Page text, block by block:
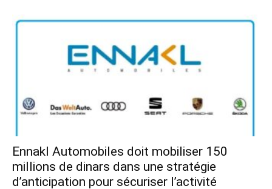
Ennakl Automobiles doit mobiliser 150
millions de dinars dans une stratégie
d’anticipation pour sécuriser l’activité